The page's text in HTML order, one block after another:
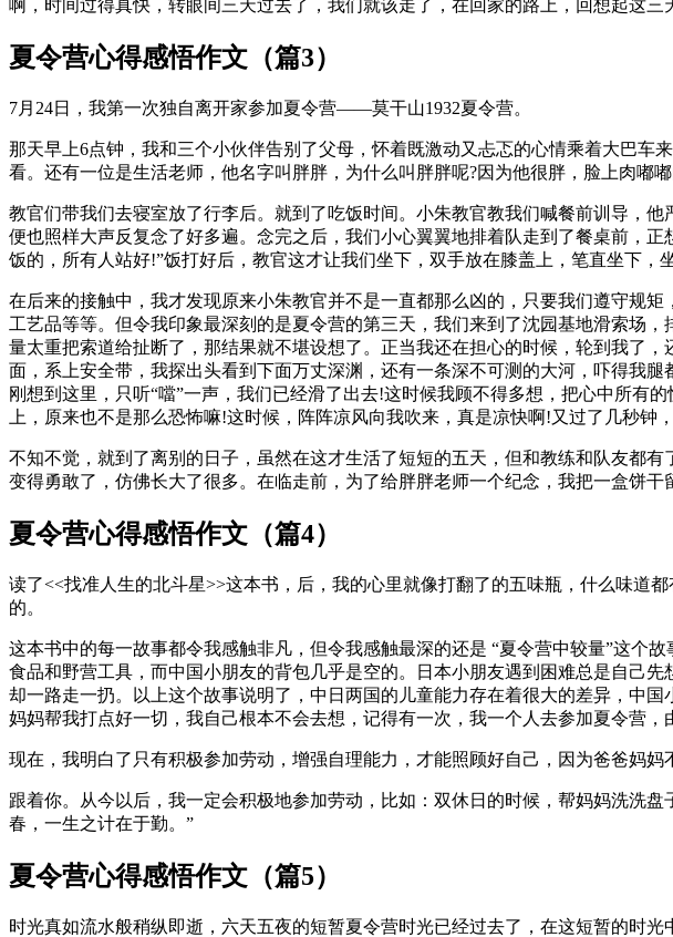
啊，时间过得真快，转眼间三天过去了，我们就该走了，在回家的路上，回想起这三
夏令营心得感悟作文（篇3）
7月24日，我第一次独自离开家参加夏令营——莫干山1932夏令营。
那天早上6点钟，我和三个小伙伴告别了父母，怀着既激动又忐忑的心情乘着大巴车
看。还有一位是生活老师，他名字叫胖胖，为什么叫胖胖呢?因为他很胖，脸上肉嘟
教官们带我们去寝室放了行李后。就到了吃饭时间。小朱教官教我们喊餐前训导，
便也照样大声反复念了好多遍。念完之后，我们小心翼翼地排着队走到了餐桌前，
饭的，所有人站好!”饭打好后，教官这才让我们坐下，双手放在膝盖上，笔直坐下
在后来的接触中，我才发现原来小朱教官并不是一直都那么凶的，只要我们遵守规
工艺品等等。但令我印象最深刻的是夏令营的第三天，我们来到了沈园基地滑索场
量太重把索道给扯断了，那结果就不堪设想了。正当我还在担心的时候，轮到我了
面，系上安全带，我探出头看到下面万丈深渊，还有一条深不可测的大河，吓得我
刚想到这里，只听“噹”一声，我们已经滑了出去!这时候我顾不得多想，把心中所有
上，原来也不是那么恐怖嘛!这时候，阵阵凉风向我吹来，真是凉快啊!又过了几秒钟
不知不觉，就到了离别的日子，虽然在这才生活了短短的五天，但和教练和队友都
变得勇敢了，仿佛长大了很多。在临走前，为了给胖胖老师一个纪念，我把一盒饼
夏令营心得感悟作文（篇4）
读了<<找准人生的北斗星>>这本书，后，我的心里就像打翻了的五味瓶，什么味道
的。
这本书中的每一故事都令我感触非凡，但令我感触最深的还是 “夏令营中较量”这个
食品和野营工具，而中国小朋友的背包几乎是空的。日本小朋友遇到困难总是自己
却一路走一扔。以上这个故事说明了，中日两国的儿童能力存在着很大的差异，中
妈妈帮我打点好一切，我自己根本不会去想，记得有一次，我一个人去参加夏令营
现在，我明白了只有积极参加劳动，增强自理能力，才能照顾好自己，因为爸爸妈妈
跟着你。从今以后，我一定会积极地参加劳动，比如：双休日的时候，帮妈妈洗洗
春，一生之计在于勤。”
夏令营心得感悟作文（篇5）
时光真如流水般稍纵即逝，六天五夜的短暂夏令营时光已经过去了，在这短暂的时